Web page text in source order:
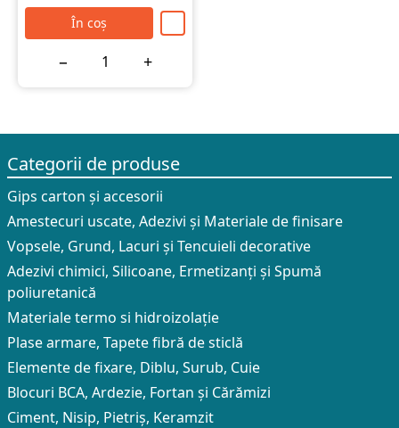
În coș
− +
Categorii de produse
Gips carton și accesorii
Amestecuri uscate, Adezivi şi Materiale de finisare
Vopsele, Grund, Lacuri și Tencuieli decorative
Adezivi chimici, Silicoane, Ermetizanți și Spumă
poliuretanică
Materiale termo si hidroizolație
Plase armare, Tapete fibră de sticlă
Elemente de fixare, Diblu, Surub, Cuie
Blocuri BCA, Ardezie, Fortan și Cărămizi
Ciment, Nisip, Pietriș, Keramzit